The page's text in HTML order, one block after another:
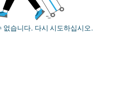
없습니다. 다시 시도하십시오.